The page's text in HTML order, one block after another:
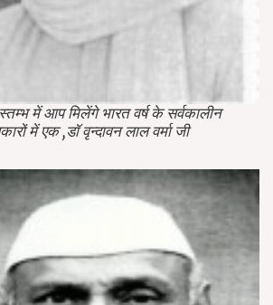
में आप मिलेंगे भारत वर्ष के सर्वकालीन
में एक ,डॉ वृन्दावन लाल वर्मा जी